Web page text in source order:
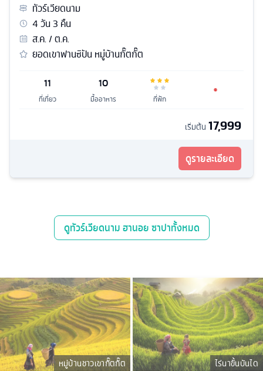
ทัวร์เวียดนาม
4วัน3 คืน
ส.ค. / ต.ค.
ยอดเขาฟานซิปัน หมู่บ้านกั๊ตกั๊ต
11
ที่เที่ยว
10
มื้ออาหาร ที่พัก
เริ่มต้น 17,999
ดูรายละเอียด
ดูทัวร์เวียดนาม ฮานอย ซาปาทั้งหมด
หมู่บ้านชาวเขากั๊ตกั๊ต ไร่นาขั้นบันได